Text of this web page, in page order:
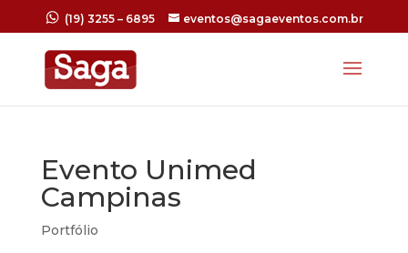
(19) 3255 – 6895 eventos@sagaeventos.com.br
Evento Unimed
Campinas
Portfólio